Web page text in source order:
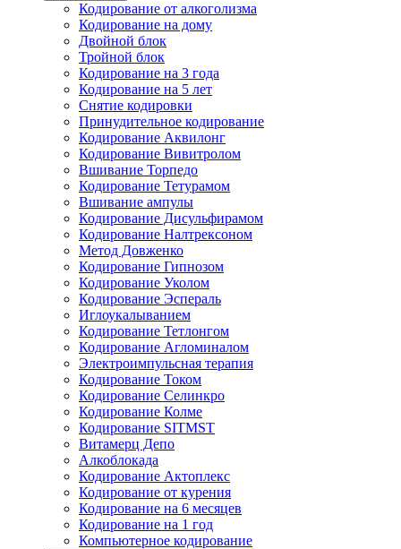
Кодирование от алкоголизма
Кодирование на дому
Двойной блок
Тройной блок
Кодирование на 3 года
Кодирование на 5 лет
Снятие кодировки
Принудительное кодирование
Кодирование Аквилонг
Кодирование Вивитролом
Вшивание Торпедо
Кодирование Тетурамом
Вшивание ампулы
Кодирование Дисульфирамом
Кодирование Налтрексоном
Метод Довженко
Кодирование Гипнозом
Кодирование Уколом
Кодирование Эспераль
Иглоукалыванием
Кодирование Тетлонгом
Кодирование Агломиналом
Электроимпульсная терапия
Кодирование Током
Кодирование Селинкро
Кодирование Колме
Кодирование SITMST
Витамерц Депо
Алкоблокада
Кодирование Актоплекс
Кодирование от курения
Кодирование на 6 месяцев
Кодирование на 1 год
Компьютерное кодирование